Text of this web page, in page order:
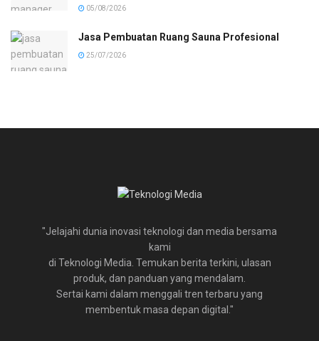
05/08/2026
Jasa Pembuatan Ruang Sauna Profesional
25/07/2026
"Jelajahi dunia inovasi teknologi dan media bersama
kami
di Teknologi Media. Temukan berita terkini, ulasan
produk, dan panduan yang mendalam.
Sertai kami dalam menggali tren terbaru yang
membentuk masa depan digital."